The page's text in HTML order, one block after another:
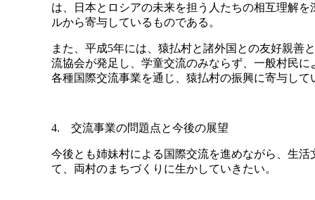
は、日本とロシアの未来を担う人たちの相互理解
ルから寄与しているものである。
また、平成5年には、猿払村と諸外国との友好親善
流協会が発足し、学童交流のみならず、一般村民
各種国際交流事業を通じ、猿払村の振興に寄与して
4. 交流事業の問題点と今後の展望
今後とも姉妹村による国際交流を進めながら、生
て、両村のまちづくりに生かしていきたい。